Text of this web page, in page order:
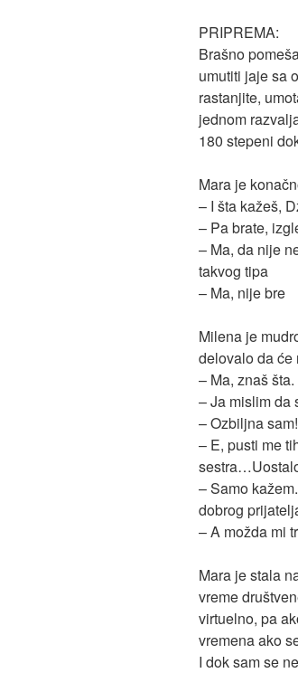
PRIPREMA:
Brašno
umutiti jaje sa
rastanjite,
jednom
180 stepeni
Mara je
– I šta kažeš,
– Pa brate,
– Ma, da nije
takvog tipa
– Ma, nije bre
Milena je
delovalo da će
– Ma, znaš
– Ja mislim da
– Ozbiljna
– E, pusti me
– Samo
dobrog
– A možda mi
Mara je stala
vreme
virtuelno, pa
vremena ako
I dok sam se